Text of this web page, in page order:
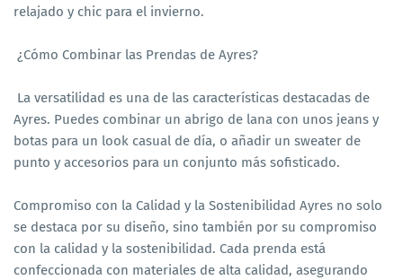
relajado y chic para el invierno.
¿Cómo Combinar las Prendas de Ayres?
La versatilidad es una de las características destacadas de
Ayres. Puedes combinar un abrigo de lana con unos jeans y
botas para un look casual de día, o añadir un sweater de
punto y accesorios para un conjunto más sofisticado.
Compromiso con la Calidad y la Sostenibilidad Ayres no solo
se destaca por su diseño, sino también por su compromiso
con la calidad y la sostenibilidad. Cada prenda está
confeccionada con materiales de alta calidad, asegurando